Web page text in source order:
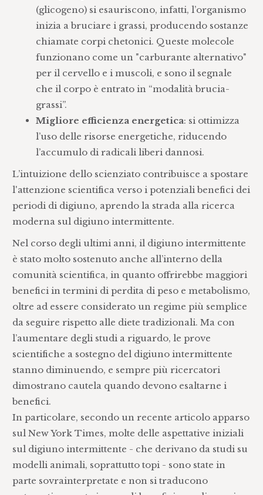
(glicogeno) si esauriscono, infatti, l’organismo
inizia a bruciare i grassi, producendo sostanze
chiamate corpi chetonici. Queste molecole
funzionano come un "carburante alternativo"
per il cervello e i muscoli, e sono il segnale
che il corpo è entrato in “modalità brucia-
grassi”.
Migliore efficienza energetica: si ottimizza
l’uso delle risorse energetiche, riducendo
l’accumulo di radicali liberi dannosi.
L’intuizione dello scienziato contribuisce a spostare
l'attenzione scientifica verso i potenziali benefici dei
periodi di digiuno, aprendo la strada alla ricerca
moderna sul digiuno intermittente.
Nel corso degli ultimi anni, il digiuno intermittente
è stato molto sostenuto anche all’interno della
comunità scientifica, in quanto offrirebbe maggiori
benefici in termini di perdita di peso e metabolismo,
oltre ad essere considerato un regime più semplice
da seguire rispetto alle diete tradizionali. Ma con
l’aumentare degli studi a riguardo, le prove
scientifiche a sostegno del digiuno intermittente
stanno diminuendo, e sempre più ricercatori
dimostrano cautela quando devono esaltarne i
benefici.
In particolare, secondo un recente articolo apparso
sul New York Times, molte delle aspettative iniziali
sul digiuno intermittente - che derivano da studi su
modelli animali, soprattutto topi - sono state in
parte sovrainterpretate e non si traducono